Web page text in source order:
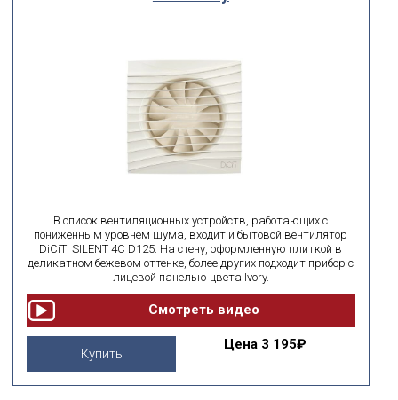
В список вентиляционных устройств, работающих с
пониженным уровнем шума, входит и бытовой вентилятор
DiCiTi SILENT 4C D125. На стену, оформленную плиткой в
деликатном бежевом оттенке, более других подходит прибор с
лицевой панелью цвета Ivory.
Купить
Цена 3 195₽